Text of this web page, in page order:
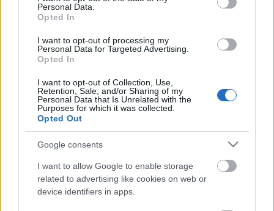
Personal Data.
Opted In
I want to opt-out of processing my
Personal Data for Targeted Advertising.
Opted In
I want to opt-out of Collection, Use,
Retention, Sale, and/or Sharing of my
Personal Data that Is Unrelated with the
Purposes for which it was collected.
Opted Out
Google consents
I want to allow Google to enable storage
related to advertising like cookies on web or
device identifiers in apps.
Országos hírek
Kecskeméten is szakirányú továbbképzésekkel erősít a Gál
Ferenc Egyetem
Kiemelt fontosságú a Gál Ferenc Egyetem számára a jövőbe
mutató szakmai felkészültség átadása, a folyamatos szakmai
fejlődés támogatása.
HÍRDETÉS